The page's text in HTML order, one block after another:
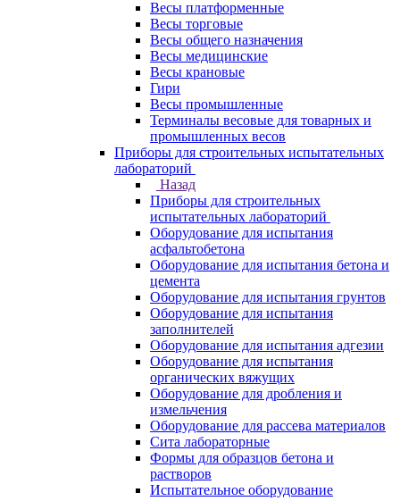
Весы платформенные
Весы торговые
Весы общего назначения
Весы медицинские
Весы крановые
Гири
Весы промышленные
Терминалы весовые для товарных и
промышленных весов
Приборы для строительных испытательных
лабораторий
Назад
Приборы для строительных
испытательных лабораторий
Оборудование для испытания
асфальтобетона
Оборудование для испытания бетона и
цемента
Оборудование для испытания грунтов
Оборудование для испытания
заполнителей
Оборудование для испытания адгезии
Оборудование для испытания
органических вяжущих
Оборудование для дробления и
измельчения
Оборудование для рассева материалов
Сита лабораторные
Формы для образцов бетона и
растворов
Испытательное оборудование